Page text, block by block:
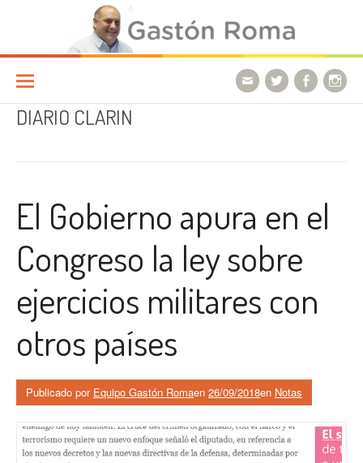
Ir a la página
DIARIO CLARIN
El Gobierno apura en el
Congreso la ley sobre
ejercicios militares con
otros países
Publicado por Equipo Gastón Romaen 26/09/2018en Notas